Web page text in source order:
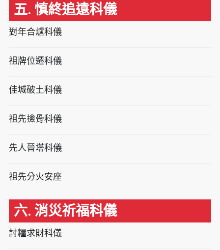
五. 慎終追遠科儀
對年合爐科儀
祖牌位遷科儀
佳城破土科儀
祖先撿骨科儀
先人晉塔科儀
祖先分火安座
六. 消災祈福科儀
討糧求財科儀